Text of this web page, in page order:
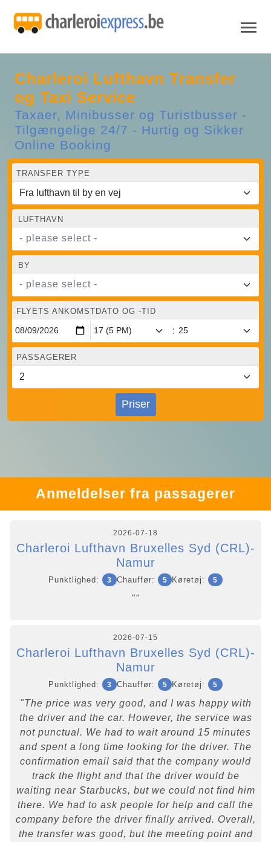
Charleroi Lufthavn Transfer
og Taxi Service
Taxaer, Minibusser og Turistbusser -
Tilgængelige 24/7 - Hurtig og Sikker
Online Booking
TRANSFER TYPE
LUFTHAVN
- please select -
BY
- please select -
FLYETS ANKOMSTDATO OG -TID
:
PASSAGERER
Priser
Anmeldelser fra passagerer
2026-07-18
Charleroi Lufthavn Bruxelles Syd (CRL)-
Namur
Punktlighed: 3 Chauffør: 5 Køretøj: 5
""
2026-07-15
Charleroi Lufthavn Bruxelles Syd (CRL)-
Namur
Punktlighed: 3 Chauffør: 5 Køretøj: 5
"The price was very good, and I was happy with
the driver and the car. However, the service was
not punctual. We had to wait around 15 minutes
and spent a long time looking for the driver. The
confirmation email said that the company would
track the flight and that the driver would be
waiting near Starbucks, but we could not find him
there. We had to ask people for help and call the
company before the driver finally arrived. Overall,
the transfer was good, but the meeting point and